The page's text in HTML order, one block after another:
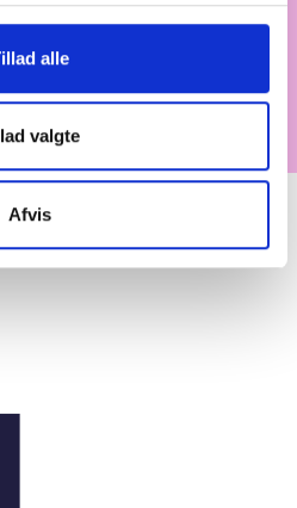
alle
valgte
Afvis
flere (62)